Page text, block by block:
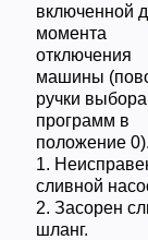
включенной
момента
отключения
машины
ручки выбора
программ в
положение
1.
сливной
2. Засорен
шланг.